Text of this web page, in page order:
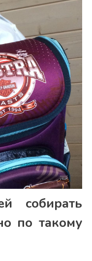
собирать
по такому